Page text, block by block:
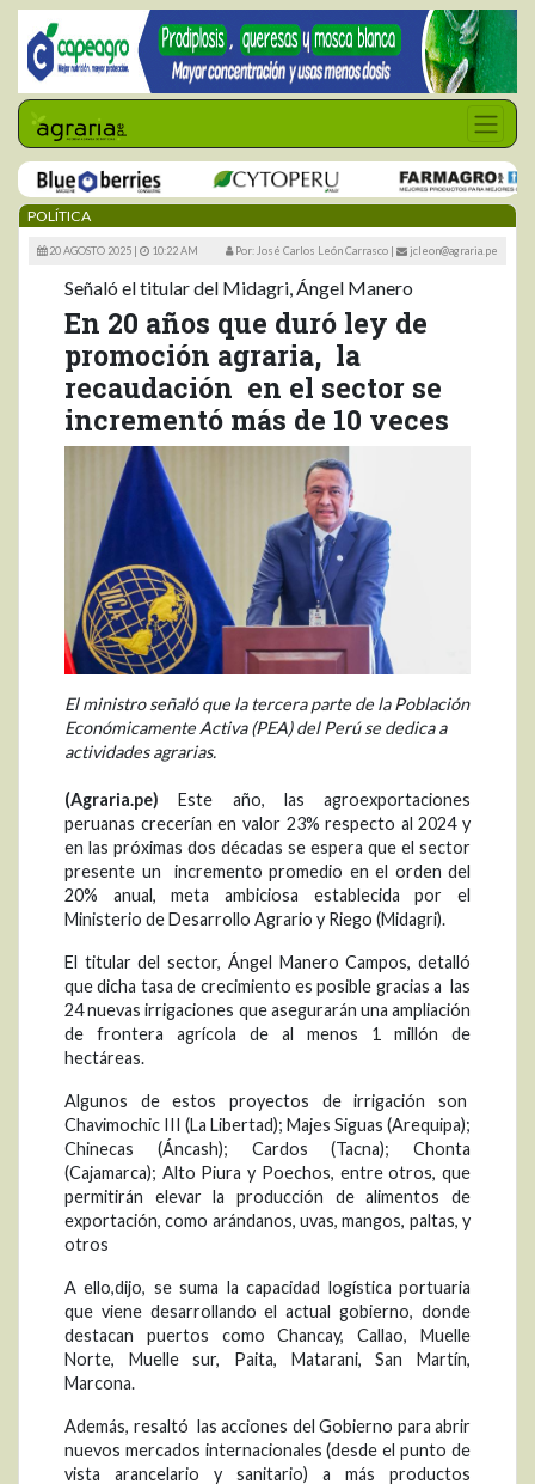
POLÍTICA
20 AGOSTO 2025 | 10:22 AM Por: José Carlos León Carrasco | jcleon@agraria.pe
Señaló el titular del Midagri, Ángel Manero
En 20 años que duró ley de
promoción agraria, la
recaudación en el sector se
incrementó más de 10 veces
El ministro señaló que la tercera parte de la Población
Económicamente Activa (PEA) del Perú se dedica a
actividades agrarias.
(Agraria.pe) Este año, las agroexportaciones
peruanas crecerían en valor 23% respecto al 2024 y
en las próximas dos décadas se espera que el sector
presente un incremento promedio en el orden del
20% anual, meta ambiciosa establecida por el
Ministerio de Desarrollo Agrario y Riego (Midagri).
El titular del sector, Ángel Manero Campos, detalló
que dicha tasa de crecimiento es posible gracias a las
24 nuevas irrigaciones que asegurarán una ampliación
de frontera agrícola de al menos 1 millón de
hectáreas.
Algunos de estos proyectos de irrigación son
Chavimochic III (La Libertad); Majes Siguas (Arequipa);
Chinecas (Áncash); Cardos (Tacna); Chonta
(Cajamarca); Alto Piura y Poechos, entre otros, que
permitirán elevar la producción de alimentos de
exportación, como arándanos, uvas, mangos, paltas, y
otros
A ello,dijo, se suma la capacidad logística portuaria
que viene desarrollando el actual gobierno, donde
destacan puertos como Chancay, Callao, Muelle
Norte, Muelle sur, Paita, Matarani, San Martín,
Marcona.
Además, resaltó las acciones del Gobierno para abrir
nuevos mercados internacionales (desde el punto de
vista arancelario y sanitario) a más productos